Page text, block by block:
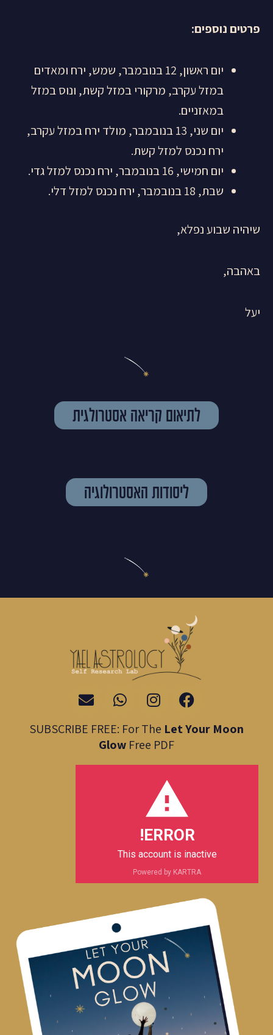
פרטים נוספים:
יום ראשון, 12 בנובמבר, שמש, ירח ומאדים
במזל עקרב, מרקורי במזל קשת, ונוס במזל
במאזניים.
יום שני, 13 בנובמבר, מולד ירח במזל עקרב,
ירח נכנס למזל קשת.
יום חמישי, 16 בנובמבר, ירח נכנס למזל גדי.
שבת, 18 בנובמבר, ירח נכנס למזל דלי.
שיהיה שבוע נפלא,
באהבה,
יעל
לתיאום קריאה אסטרולגית
ליסודות האסטרולוגיה
F
a
c
e
o
k
I
n
s
t
a
g
a
m
W
h
a
t
s
a
E
n
v
e
o
SUBSCRIBE FREE: For The Let Your Moon
Glow Free PDF
ERROR!
This account is inactive
Powered by KARTRA